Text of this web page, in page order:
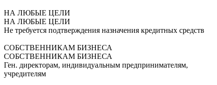
НА ЛЮБЫЕ ЦЕЛИ
НА ЛЮБЫЕ ЦЕЛИ
Не требуется подтверждения назначения кредитных средств
СОБСТВЕННИКАМ БИЗНЕСА
СОБСТВЕННИКАМ БИЗНЕСА
Ген. директорам, индивидуальным предпринимателям,
учредителям